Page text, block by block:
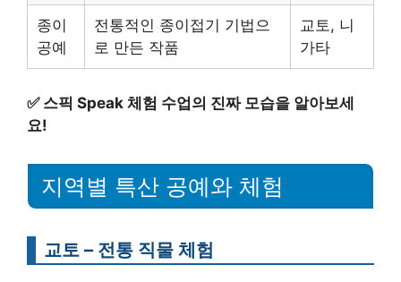
종이
공예
전통적인 종이접기 기법으
로 만든 작품
교토, 니
가타
✅ 스픽 Speak 체험 수업의 진짜 모습을 알아보세
요!
지역별 특산 공예와 체험
교토 – 전통 직물 체험